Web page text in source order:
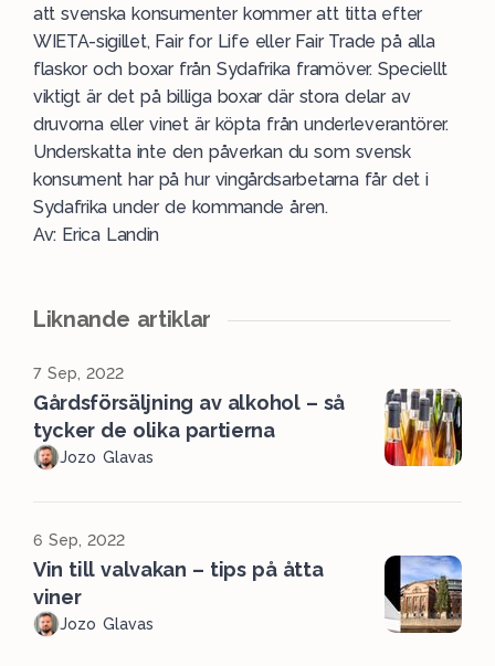
att svenska konsumenter kommer att titta efter
WIETA-sigillet, Fair for Life eller Fair Trade på alla
flaskor och boxar från Sydafrika framöver. Speciellt
viktigt är det på billiga boxar där stora delar av
druvorna eller vinet är köpta från underleverantörer.
Underskatta inte den påverkan du som svensk
konsument har på hur vingårdsarbetarna får det i
Sydafrika under de kommande åren.
Av: Erica Landin
Liknande artiklar
7 Sep, 2022
Gårdsförsäljning av alkohol – så
tycker de olika partierna
Jozo Glavas
6 Sep, 2022
Vin till valvakan – tips på åtta
viner
Jozo Glavas